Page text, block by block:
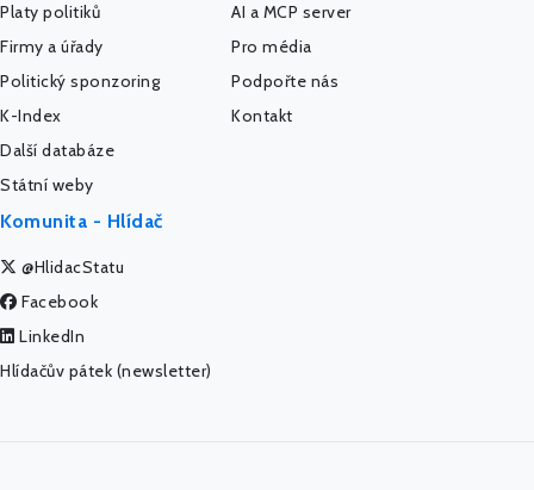
Platy politiků
Firmy a úřady
Politický sponzoring
K-Index
Další databáze
Státní weby
AI a MCP server
Pro média
Podpořte nás
Kontakt
Komunita - Hlídač
@HlidacStatu
Facebook
LinkedIn
Hlídačův pátek (newsletter)